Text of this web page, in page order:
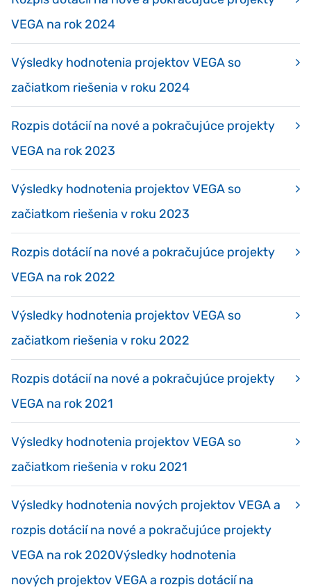
VEGA na rok 2024
Výsledky hodnotenia projektov VEGA so
začiatkom riešenia v roku 2024
Rozpis dotácií na nové a pokračujúce projekty
VEGA na rok 2023
Výsledky hodnotenia projektov VEGA so
začiatkom riešenia v roku 2023
Rozpis dotácií na nové a pokračujúce projekty
VEGA na rok 2022
Výsledky hodnotenia projektov VEGA so
začiatkom riešenia v roku 2022
Rozpis dotácií na nové a pokračujúce projekty
VEGA na rok 2021
Výsledky hodnotenia projektov VEGA so
začiatkom riešenia v roku 2021
Výsledky hodnotenia nových projektov VEGA a
rozpis dotácií na nové a pokračujúce projekty
VEGA na rok 2020Výsledky hodnotenia
nových projektov VEGA a rozpis dotácií na